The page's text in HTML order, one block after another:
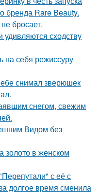
бренда Rare Beauty.
бросает.
сходству
на себя режиссуру
снимал зверюшек
снегом, свежим
Видом без
золото в женском
с её с
долгое время сменила